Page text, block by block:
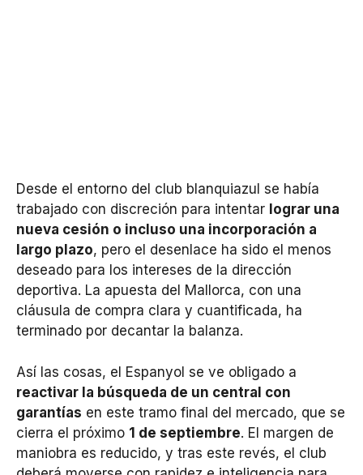
Desde el entorno del club blanquiazul se había
trabajado con discreción para intentar lograr una
nueva cesión o incluso una incorporación a
largo plazo, pero el desenlace ha sido el menos
deseado para los intereses de la dirección
deportiva. La apuesta del Mallorca, con una
cláusula de compra clara y cuantificada, ha
terminado por decantar la balanza.
Así las cosas, el Espanyol se ve obligado a
reactivar la búsqueda de un central con
garantías en este tramo final del mercado, que se
cierra el próximo 1 de septiembre. El margen de
maniobra es reducido, y tras este revés, el club